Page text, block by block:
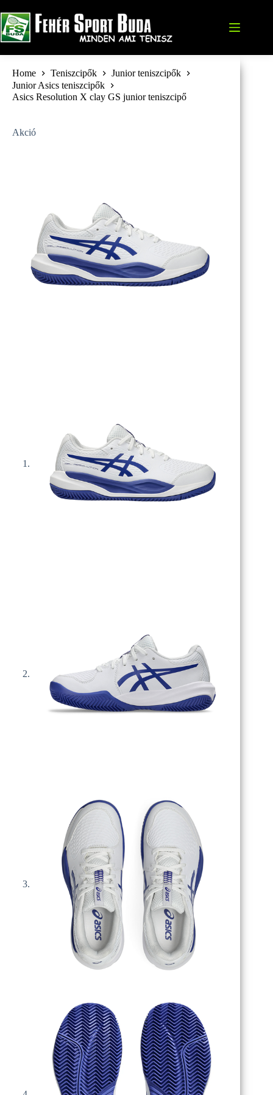
to
content
Home Teniszcipők
Junior teniszcipők
Junior Asics teniszcipők
Asics Resolution X clay GS junior teniszcipő
Akció